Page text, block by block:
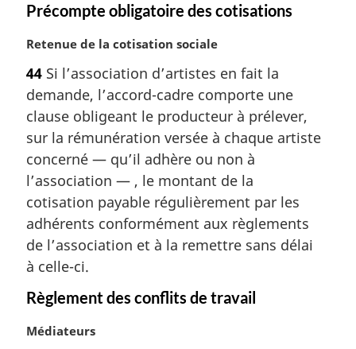
l
:
Précompte obligatoire des cotisations
N
t
e
m
r
g
i
n
a
e
:
Retenue de la cotisation sociale
44 Si l’association d’artistes en fait la
demande, l’accord-cadre comporte une
clause obligeant le producteur à prélever,
sur la rémunération versée à chaque artiste
concerné — qu’il adhère ou non à
l’association — , le montant de la
cotisation payable régulièrement par les
adhérents conformément aux règlements
de l’association et à la remettre sans délai
à celle-ci.
Règlement des conflits de travail
N
Médiateurs